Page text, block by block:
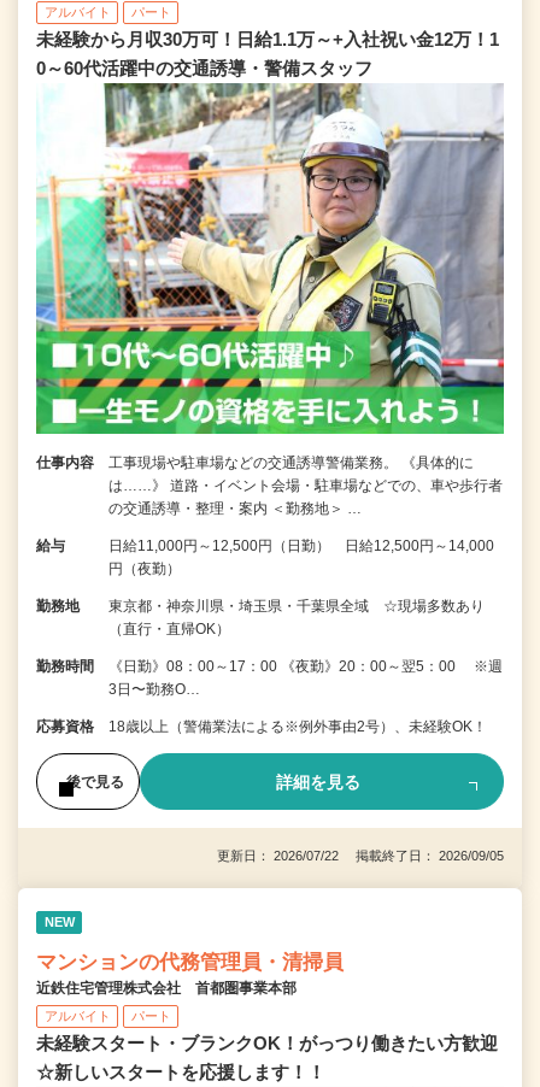
アルバイト パート
未経験から月収30万可！日給1.1万～+入社祝い金12万！1
0～60代活躍中の交通誘導・警備スタッフ
仕事内容
工事現場や駐車場などの交通誘導警備業務。 《具体的に
は……》 道路・イベント会場・駐車場などでの、車や歩行者
の交通誘導・整理・案内 ＜勤務地＞ …
給与
日給11,000円～12,500円（日勤） 日給12,500円～14,000
円（夜勤）
勤務地
東京都・神奈川県・埼玉県・千葉県全域 ☆現場多数あり
（直行・直帰OK）
勤務時間
《日勤》08：00～17：00 《夜勤》20：00～翌5：00 ※週
3日〜勤務O…
応募資格 18歳以上（警備業法による※例外事由2号）、未経験OK！
後で見る 詳細を見る
更新日： 2026/07/22 掲載終了日： 2026/09/05
NEW
マンションの代務管理員・清掃員
近鉄住宅管理株式会社 首都圏事業本部
アルバイト パート
未経験スタート・ブランクOK！がっつり働きたい方歓迎
☆新しいスタートを応援します！！